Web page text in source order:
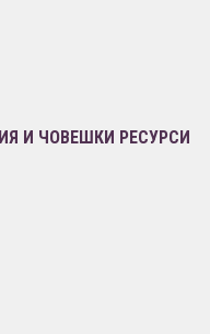
И ЧОВЕШКИ РЕСУРСИ